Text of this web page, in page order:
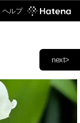
ヘルプ
next>